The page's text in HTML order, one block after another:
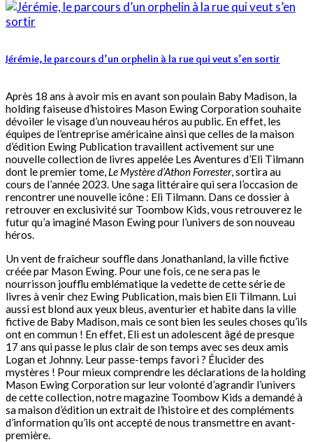
Jérémie, le parcours d’un orphelin à la rue qui veut s’en sortir
Après 18 ans à avoir mis en avant son poulain Baby Madison, la
holding faiseuse d’histoires Mason Ewing Corporation souhaite
dévoiler le visage d’un nouveau héros au public. En effet, les
équipes de l’entreprise américaine ainsi que celles de la maison
d’édition Ewing Publication travaillent activement sur une
nouvelle collection de livres appelée Les Aventures d’Eli Tilmann
dont le premier tome, Le Mystère d’Athon Forrester, sortira au
cours de l’année 2023. Une saga littéraire qui sera l’occasion de
rencontrer une nouvelle icône : Eli Tilmann. Dans ce dossier à
retrouver en exclusivité sur Toombow Kids, vous retrouverez le
futur qu’a imaginé Mason Ewing pour l’univers de son nouveau
héros.
Un vent de fraîcheur souffle dans Jonathanland, la ville fictive
créée par Mason Ewing. Pour une fois, ce ne sera pas le
nourrisson joufflu emblématique la vedette de cette série de
livres à venir chez Ewing Publication, mais bien Eli Tilmann. Lui
aussi est blond aux yeux bleus, aventurier et habite dans la ville
fictive de Baby Madison, mais ce sont bien les seules choses qu’ils
ont en commun ! En effet, Eli est un adolescent âgé de presque
17 ans qui passe le plus clair de son temps avec ses deux amis
Logan et Johnny. Leur passe-temps favori ? Élucider des
mystères ! Pour mieux comprendre les déclarations de la holding
Mason Ewing Corporation sur leur volonté d’agrandir l’univers
de cette collection, notre magazine Toombow Kids a demandé à
sa maison d’édition un extrait de l’histoire et des compléments
d’information qu’ils ont accepté de nous transmettre en avant-
première.